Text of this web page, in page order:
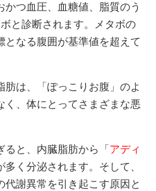
つ血圧、血糖値、脂質のう
と診断されます。メタボの
なる腹囲が基準値を超えて
は、「ぽっこりお腹」のよ
く、体にとってさまざまな悪
ると、内臓脂肪から「アディ
多く分泌されます。そして、
謝異常を引き起こす原因と